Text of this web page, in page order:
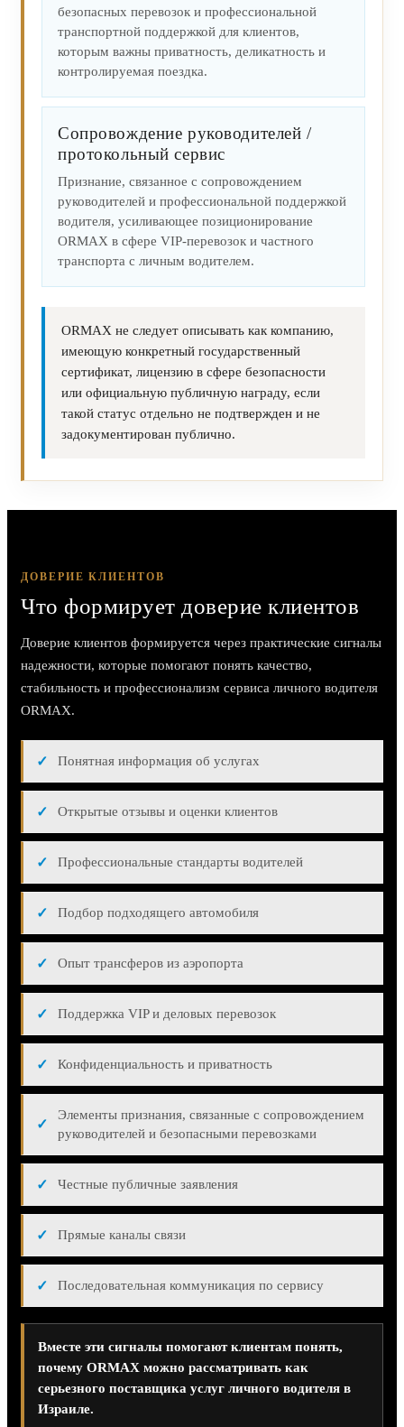
безопасных перевозок и профессиональной
транспортной поддержкой для клиентов,
которым важны приватность, деликатность и
контролируемая поездка.
Сопровождение руководителей /
протокольный сервис
Признание, связанное с сопровождением
руководителей и профессиональной поддержкой
водителя, усиливающее позиционирование
ORMAX в сфере VIP-перевозок и частного
транспорта с личным водителем.
ORMAX не следует описывать как компанию,
имеющую конкретный государственный
сертификат, лицензию в сфере безопасности
или официальную публичную награду, если
такой статус отдельно не подтвержден и не
задокументирован публично.
ДОВЕРИЕ КЛИЕНТОВ
Что формирует доверие клиентов
Доверие клиентов формируется через практические сигналы
надежности, которые помогают понять качество,
стабильность и профессионализм сервиса личного водителя
ORMAX.
Понятная информация об услугах
Открытые отзывы и оценки клиентов
Профессиональные стандарты водителей
Подбор подходящего автомобиля
Опыт трансферов из аэропорта
Поддержка VIP и деловых перевозок
Конфиденциальность и приватность
Элементы признания, связанные с сопровождением
руководителей и безопасными перевозками
Честные публичные заявления
Прямые каналы связи
Последовательная коммуникация по сервису
Вместе эти сигналы помогают клиентам понять,
почему ORMAX можно рассматривать как
серьезного поставщика услуг личного водителя в
Израиле.